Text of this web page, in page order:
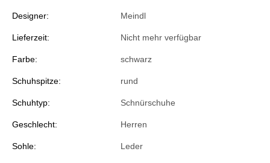
Designer: Meindl
Lieferzeit: Nicht mehr verfügbar
Farbe: schwarz
Schuhspitze: rund
Schuhtyp: Schnürschuhe
Geschlecht: Herren
Sohle: Leder